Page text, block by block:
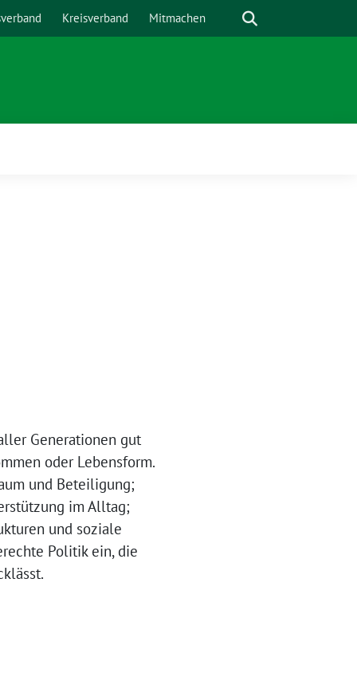
Kreisverband Mitmachen Suche
Generationen gut
oder Lebensform.
und Beteiligung;
im Alltag;
und soziale
Politik ein, die